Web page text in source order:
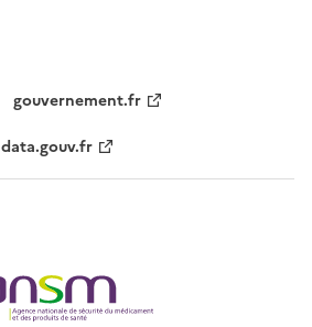
gouvernement.fr
data.gouv.fr